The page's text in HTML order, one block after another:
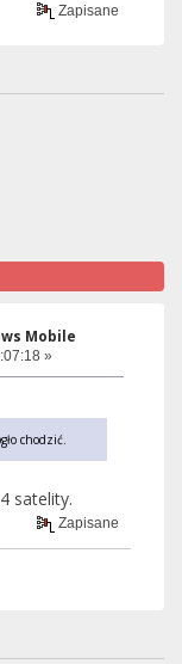
Zapisane
Mobile
»
chodzić.
satelity.
Zapisane